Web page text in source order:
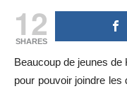
12
SHARES
Beaucoup de jeunes de
pour pouvoir joindre les